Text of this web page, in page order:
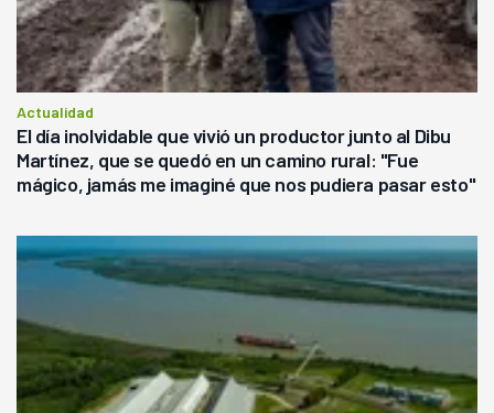
Actualidad
El día inolvidable que vivió un productor junto al Dibu
Martínez, que se quedó en un camino rural: "Fue
mágico, jamás me imaginé que nos pudiera pasar esto"